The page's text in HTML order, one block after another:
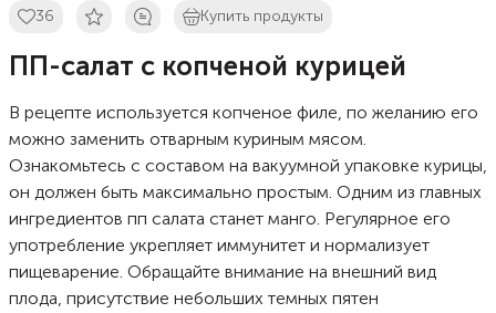
36 Купить продукты
ПП-салат с копченой курицей
В рецепте используется копченое филе, по желанию его
можно заменить отварным куриным мясом.
Ознакомьтесь с составом на вакуумной упаковке курицы,
он должен быть максимально простым. Одним из главных
ингредиентов пп салата станет манго. Регулярное его
употребление укрепляет иммунитет и нормализует
пищеварение. Обращайте внимание на внешний вид
плода, присутствие небольших темных пятен